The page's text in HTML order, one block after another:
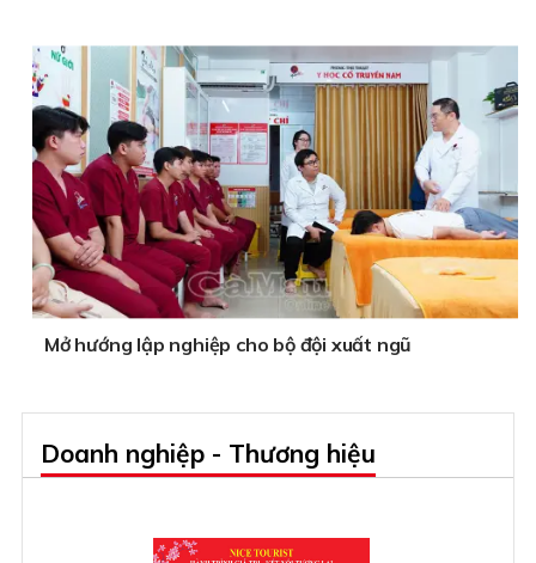
Mở hướng lập nghiệp cho bộ đội xuất ngũ
Doanh nghiệp - Thương hiệu